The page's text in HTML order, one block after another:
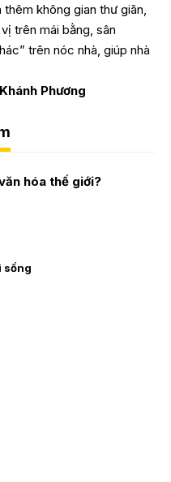
không gian thư giãn,
trên mái bằng, sân
trên nóc nhà, giúp nhà
Khánh Phương
hóa thế giới?
sống